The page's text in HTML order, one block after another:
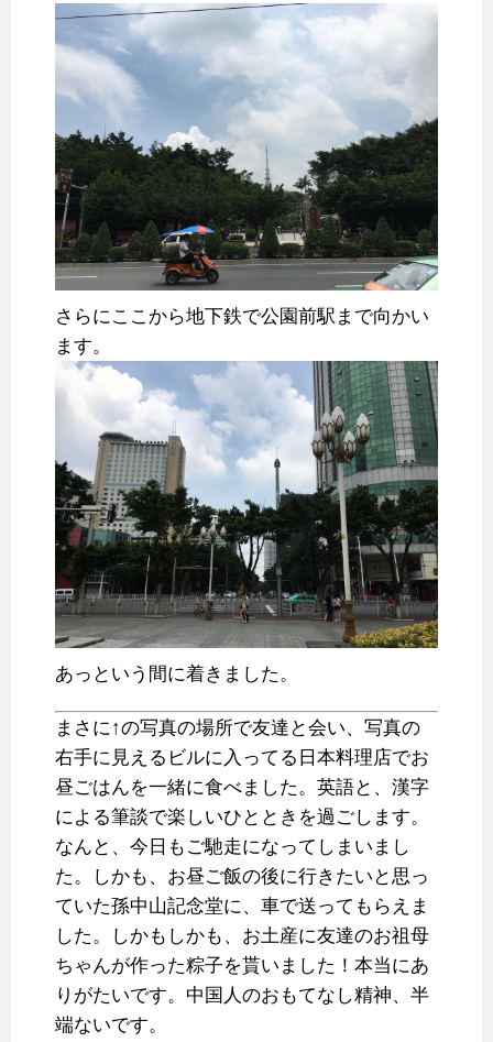
さらにここから地下鉄で公園前駅まで向かい
ます。
あっという間に着きました。
まさに↑の写真の場所で友達と会い、写真の
右手に見えるビルに入ってる日本料理店でお
昼ごはんを一緒に食べました。英語と、漢字
による筆談で楽しいひとときを過ごします。
なんと、今日もご馳走になってしまいまし
た。しかも、お昼ご飯の後に行きたいと思っ
ていた孫中山記念堂に、車で送ってもらえま
した。しかもしかも、お土産に友達のお祖母
ちゃんが作った粽子を貰いました！本当にあ
りがたいです。中国人のおもてなし精神、半
端ないです。